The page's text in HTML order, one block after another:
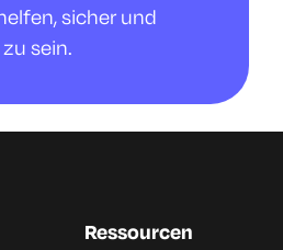
sicher und
sein.
Ressourcen